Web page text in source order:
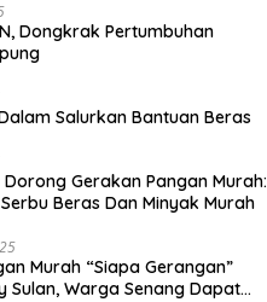
Dongkrak Pertumbuhan
Salurkan Bantuan Beras
Dorong Gerakan Pangan Murah:
Beras Dan Minyak Murah
Murah “Siapa Gerangan”
Sulan, Warga Senang Dapat